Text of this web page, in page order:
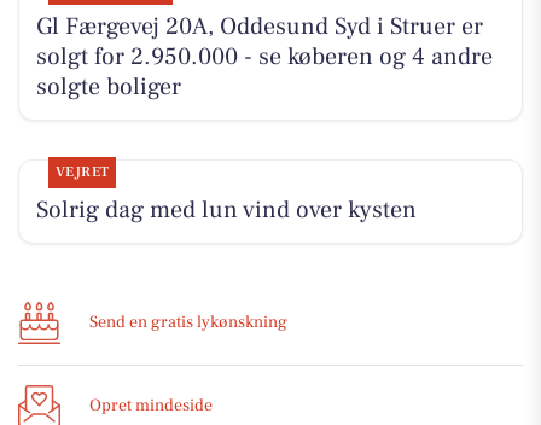
Gl Færgevej 20A, Oddesund Syd i Struer er
solgt for 2.950.000 - se køberen og 4 andre
solgte boliger
VEJRET
Solrig dag med lun vind over kysten
Send en gratis lykønskning
Opret mindeside